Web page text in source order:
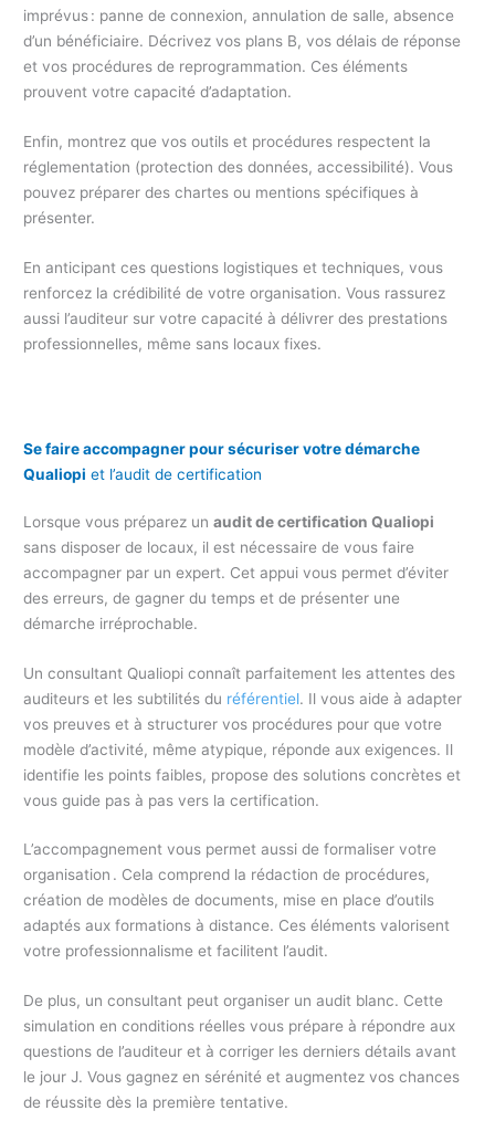
imprévus : panne de connexion, annulation de salle, absence
d’un bénéficiaire. Décrivez vos plans B, vos délais de réponse
et vos procédures de reprogrammation. Ces éléments
prouvent votre capacité d’adaptation.
Enfin, montrez que vos outils et procédures respectent la
réglementation (protection des données, accessibilité). Vous
pouvez préparer des chartes ou mentions spécifiques à
présenter.
En anticipant ces questions logistiques et techniques, vous
renforcez la crédibilité de votre organisation. Vous rassurez
aussi l’auditeur sur votre capacité à délivrer des prestations
professionnelles, même sans locaux fixes.
Se faire accompagner pour sécuriser votre démarche
Qualiopi et l’audit de certification
Lorsque vous préparez unaudit de certification Qualiopi
sans disposer de locaux, il est nécessaire de vous faire
accompagner par un expert. Cet appui vous permet d’éviter
des erreurs, de gagner du temps et de présenter une
démarche irréprochable.
Un consultant Qualiopi connaît parfaitement les attentes des
auditeurs et les subtilités du référentiel. Il vous aide à adapter
vos preuves et à structurer vos procédures pour que votre
modèle d’activité, même atypique, réponde aux exigences. Il
identifie les points faibles, propose des solutions concrètes et
vous guide pas à pas vers la certification.
L’accompagnement vous permet aussi de formaliser votre
organisation . Cela comprend la rédaction de procédures,
création de modèles de documents, mise en place d’outils
adaptés aux formations à distance. Ces éléments valorisent
votre professionnalisme et facilitent l’audit.
De plus, un consultant peut organiser un audit blanc. Cette
simulation en conditions réelles vous prépare à répondre aux
questions de l’auditeur et à corriger les derniers détails avant
le jour J. Vous gagnez en sérénité et augmentez vos chances
de réussite dès la première tentative.